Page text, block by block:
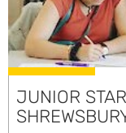
JUNIOR